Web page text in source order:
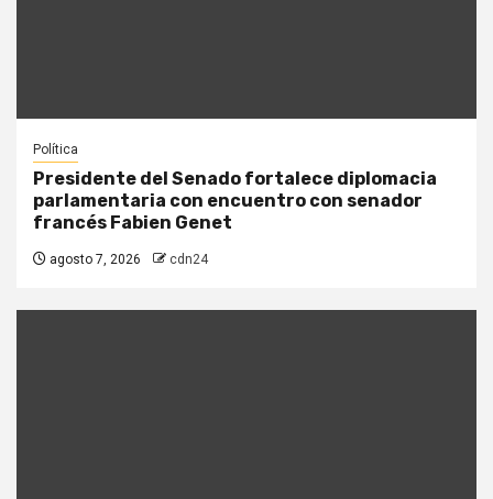
Política
Presidente del Senado fortalece diplomacia
parlamentaria con encuentro con senador
francés Fabien Genet
agosto 7, 2026 cdn24